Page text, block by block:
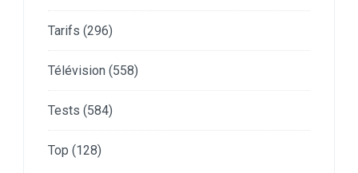
Tarifs (296)
Télévision (558)
Tests (584)
Top (128)